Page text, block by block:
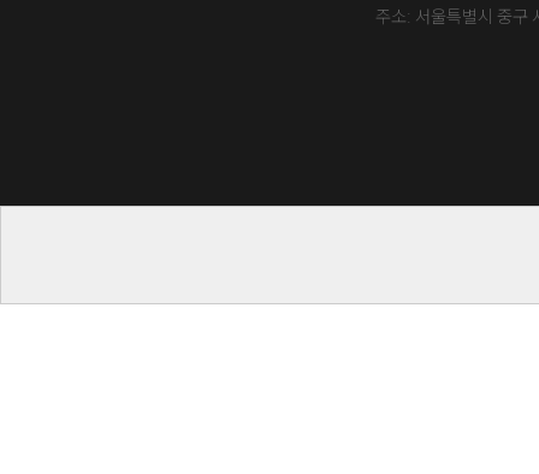
주소: 서울특별시 중구